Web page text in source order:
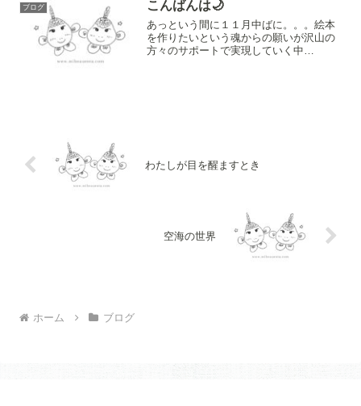
ブログ こんばんは🌙
あっという間に１１月中ばに。。。絵本
を作りたいという魂からの願いが沢山の
方々のサポートで実現していく中
わたしが目を醒ますとき
空海の世界
ホーム ブログ